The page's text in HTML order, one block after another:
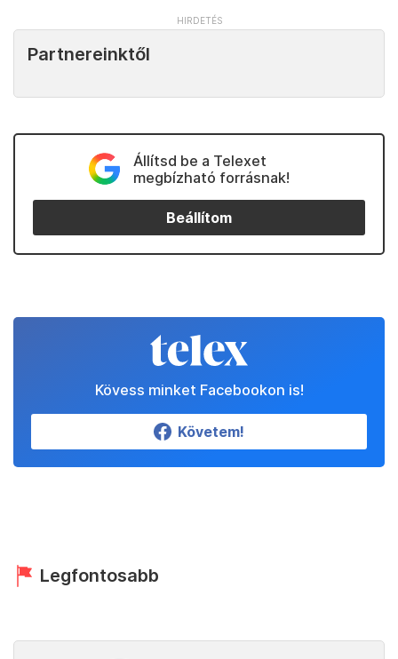
Partnereinktől
Állítsd be a Telexet
megbízható forrásnak!
Beállítom
Kövess minket Facebookon is!
Követem!
Legfontosabb